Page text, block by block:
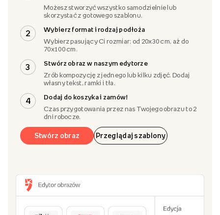
Możesz stworzyć wszystko samodzielnie lub
skorzystać z gotowego szablonu.
2
Wybierz format i rodzaj podłoża
Wybierz pasujący Ci rozmiar: od 20x30 cm, aż do
70x100 cm.
3
Stwórz obraz w naszym edytorze
Zrób kompozycję z jednego lub kilku zdjęć. Dodaj
własny tekst, ramki i tła.
4
Dodaj do koszyka i zamów!
Czas przygotowania przez nas Twojego obrazu to 2
dni robocze.
Stwórz obraz Przeglądaj szablony